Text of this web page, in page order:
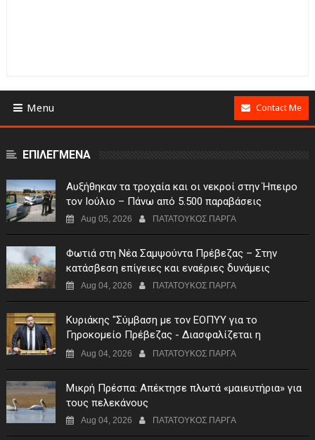
Menu Contact Me
ΕΠΙΛΕΓΜΕΝΑ
Αυξήθηκαν τα τροχαία και οι νεκροί στην Ήπειρο
τον Ιούλιο – Πάνω από 5.500 παραβάσεις
Aug 05, 2026 ΠΑΤΑΤΟΥΚΟΣ ΠΑΡΓΑ
Φωτιά στη Νέα Σαμψούντα Πρέβεζας – Στην
κατάσβεση επίγειες και εναέριες δυνάμεις
Aug 04, 2026 ΠΑΤΑΤΟΥΚΟΣ ΠΑΡΓΑ
Κυριάκης "Σύμβαση με τον ΕΟΠΥΥ για το
Γηροκομείο Πρέβεζας - Διασφαλίζεται η
χρηματοδότηση της λειτουργίας του"
Aug 04, 2026 ΠΑΤΑΤΟΥΚΟΣ ΠΑΡΓΑ
Μικρή Πρέσπα: Απέκτησε πλωτά «μαιευτήρια» για
τους πελεκάνους
Aug 04, 2026 ΠΑΤΑΤΟΥΚΟΣ ΠΑΡΓΑ